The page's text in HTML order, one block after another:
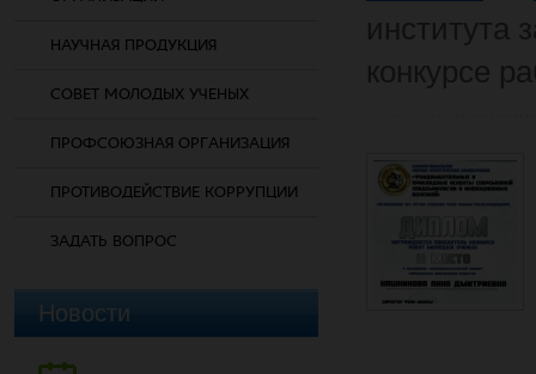
НАУЧНАЯ ПРОДУКЦИЯ
СОВЕТ МОЛОДЫХ УЧЕНЫХ
ПРОФСОЮЗНАЯ ОРГАНИЗАЦИЯ
ПРОТИВОДЕЙСТВИЕ КОРРУПЦИИ
ЗАДАТЬ ВОПРОС
Новости